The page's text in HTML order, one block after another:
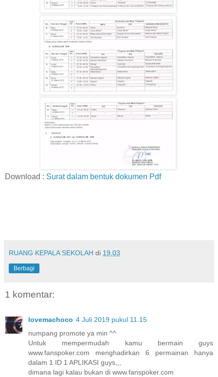
Download : Surat dalam bentuk dokumen Pdf
RUANG KEPALA SEKOLAH di 19.03
Berbagi
1 komentar:
lovemachoco 4 Juli 2019 pukul 11.15
numpang promote ya min ^^
Untuk mempermudah kamu bermain guys
www.fanspoker.com menghadirkan 6 permainan hanya
dalam 1 ID 1 APLIKASI guys,,,
dimana lagi kalau bukan di www.fanspoker.com